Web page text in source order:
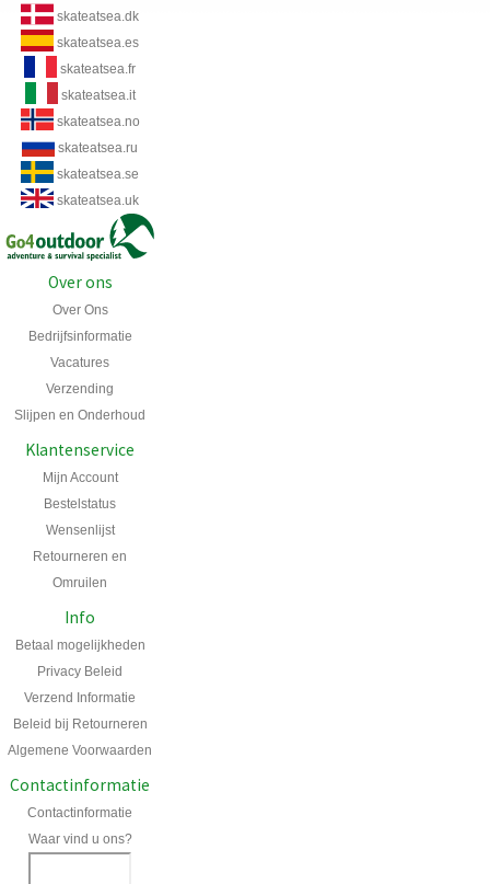
skateatsea.dk
skateatsea.es
skateatsea.fr
skateatsea.it
skateatsea.no
skateatsea.ru
skateatsea.se
skateatsea.uk
Over ons
Over Ons
Bedrijfsinformatie
Vacatures
Verzending
Slijpen en Onderhoud
Klantenservice
Mijn Account
Bestelstatus
Wensenlijst
Retourneren en
Omruilen
Info
Betaal mogelijkheden
Privacy Beleid
Verzend Informatie
Beleid bij Retourneren
Algemene Voorwaarden
Contactinformatie
Contactinformatie
Waar vind u ons?